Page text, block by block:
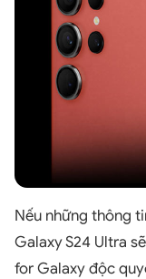
Nếu những thông
Galaxy S24 Ultra
for Galaxy độc